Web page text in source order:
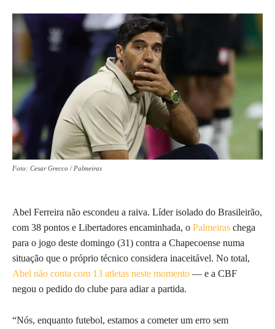
Foto: Cesar Grecco / Palmeiras
Abel Ferreira não escondeu a raiva. Líder isolado do Brasileirão,
com 38 pontos e Libertadores encaminhada, o Palmeiras chega
para o jogo deste domingo (31) contra a Chapecoense numa
situação que o próprio técnico considera inaceitável. No total,
Abel não conta com 13 atletas neste momento — e a CBF
negou o pedido do clube para adiar a partida.
“Nós, enquanto futebol, estamos a cometer um erro sem